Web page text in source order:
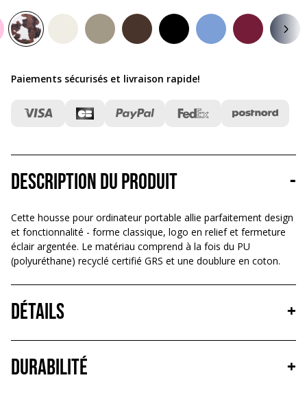
Paiements sécurisés et livraison rapide!
Description du produit -
Cette housse pour ordinateur portable allie parfaitement design
et fonctionnalité - forme classique, logo en relief et fermeture
éclair argentée. Le matériau comprend à la fois du PU
(polyuréthane) recyclé certifié GRS et une doublure en coton.
Détails +
Durabilité
+